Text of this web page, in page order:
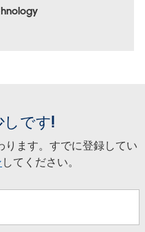
です!
ります。すでに登録してい
してください。